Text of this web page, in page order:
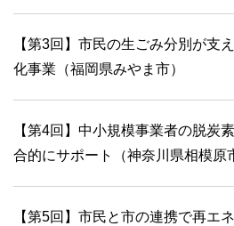
【第3回】市民の生ごみ分別が支
化事業（福岡県みやま市）
【第4回】中小規模事業者の脱炭
合的にサポート（神奈川県相模原
【第5回】市民と市の連携で再エ